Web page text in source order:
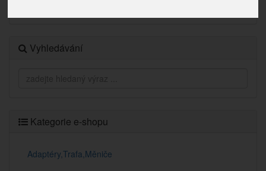
Vyhledávání
Kategorie e-shopu
Adaptéry,Trafa,Měniče